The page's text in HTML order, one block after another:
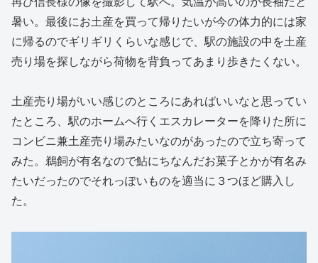
暑い。最後にお土産を買って帰りたいが今の体力的には家
に帰るのでギリギリくらいな感じで、駅の施設の中を土産
売り場を探しながら荷物を背負ってあまり歩きたくない。
土産売り場がいい感じのところにあればいいなと思ってい
たところ、駅のホームへ行くエスカレーターを降りた所に
コンビニ兼土産売り場みたいなのがあったので立ち寄って
みた。鵜飼が有名なので鮎にちなんだお菓子とかが有名み
たいだったのでそれっぽいものを適当に３つほど購入し
た。